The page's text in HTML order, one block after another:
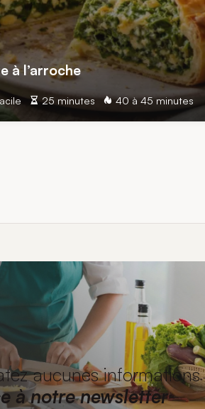
à l’arroche
25 minutes 40 à 45 minutes
aucunes informations
à notre newsletter